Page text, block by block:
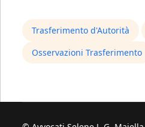
Trasferimento d'Autorità
Osservazioni Trasferimento